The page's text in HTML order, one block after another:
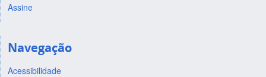
Assine
Navegação
Acessibilidade